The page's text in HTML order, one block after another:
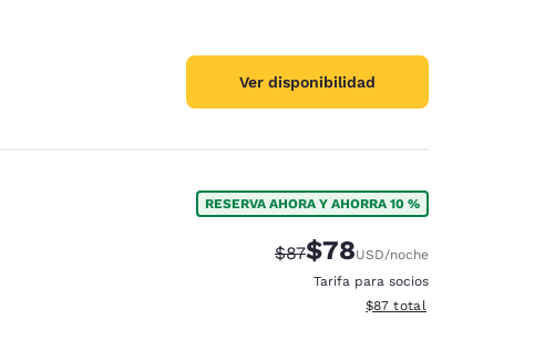
Ver disponibilidad
RESERVA AHORA Y AHORRA 10 %
Precio tachado:
$87Precio con descuento:
$78USD/noche
Tarifa para socios
Ver detalles del total
$87 total